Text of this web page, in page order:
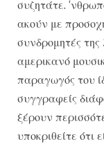
συζητάτε.
ακούν με
συνδρομητές
αμερικανό
παραγωγός του
συγγραφείς
ξέρουν
υποκριθείτε ότι